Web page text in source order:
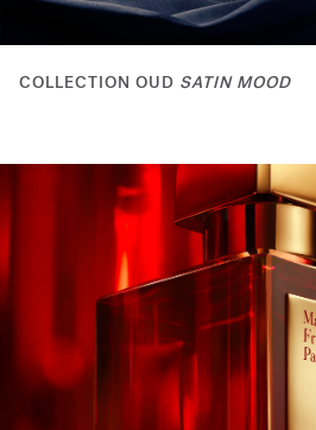
COLLECTION OUD SATIN MOOD